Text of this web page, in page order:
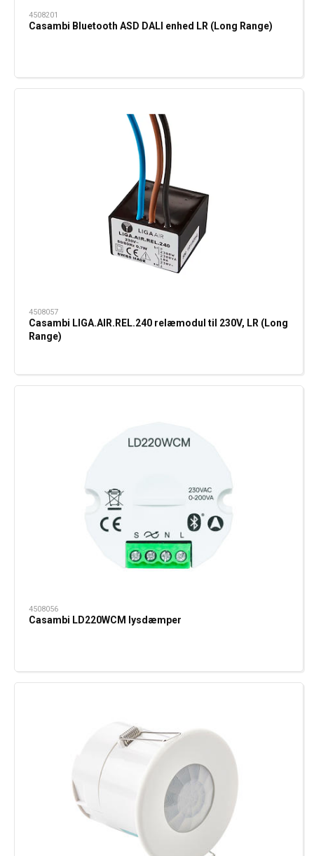
4508201
Casambi Bluetooth ASD DALI enhed LR (Long Range)
4508057
Casambi LIGA.AIR.REL.240 relæmodul til 230V, LR (Long
Range)
4508056
Casambi LD220WCM lysdæmper